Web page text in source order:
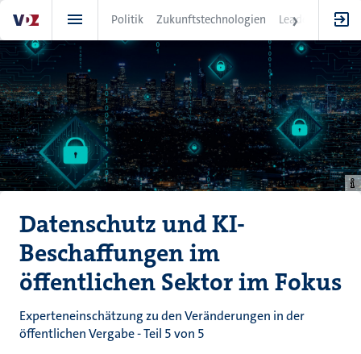
zum
Inhalt
Politik Zukunftstechnologien Leadership
Datenschutz und KI-
Beschaffungen im
öffentlichen Sektor im Fokus
Experteneinschätzung zu den Veränderungen in der
öffentlichen Vergabe - Teil 5 von 5